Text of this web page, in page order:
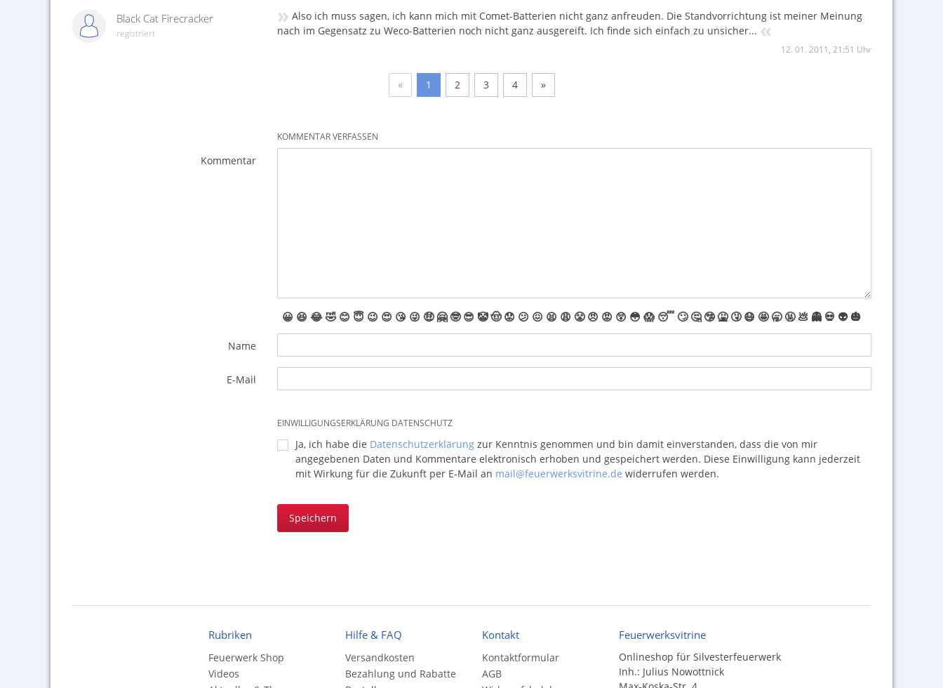
Black Cat Firecracker
registriert
» Also ich muss sagen, ich kann mich mit Comet-Batterien nicht ganz anfreuden. Die Standvorrichtung ist meiner Meinung
nach im Gegensatz zu Weco-Batterien noch nicht ganz ausgereift. Ich finde sich einfach zu unsicher... «
12. 01. 2011, 21:51 Uhr
« 1 2 3 4 »
KOMMENTAR VERFASSEN
Kommentar
😀 😆 😂🤣 😊 😇 😉 😍 😘 😜 🤑 🤗 🤓 😎 🤡🤠 😟 😕 😖 😫 😩 😤 😠 😡 😲 😳 😱 😴 🙄 🤔 🤥 🤮 🤧 😷 🤩 🥱 🤬 💩 👻 💀 👽 🎃
Name
E-Mail
EINWILLIGUNGSERKLÄRUNG DATENSCHUTZ
Ja, ich habe die Datenschutzerklärungzur Kenntnis genommen und bin damit einverstanden, dass die von mir
angegebenen Daten und Kommentare elektronisch erhoben und gespeichert werden. Diese Einwilligung kann jederzeit
mit Wirkung für die Zukunft per E-Mail an mail@feuerwerksvitrine.de widerrufen werden.
Speichern
Rubriken
Feuerwerk Shop
Videos
Hilfe & FAQ
Versandkosten
Bezahlung und Rabatte
Kontakt
Kontaktformular
AGB
Feuerwerksvitrine
Onlineshop für Silvesterfeuerwerk
Inh.: Julius Nowottnick